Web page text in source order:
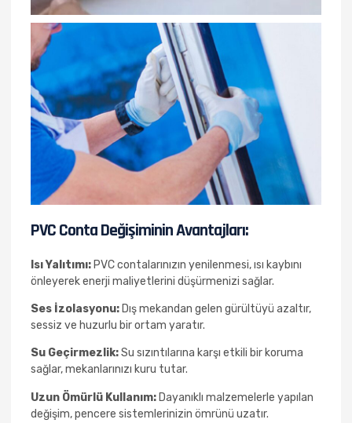
PVC Conta Değişiminin Avantajları:
Isı Yalıtımı: PVC contalarınızın yenilenmesi, ısı kaybını
önleyerek enerji maliyetlerini düşürmenizi sağlar.
Ses İzolasyonu: Dış mekandan gelen gürültüyü azaltır,
sessiz ve huzurlu bir ortam yaratır.
Su Geçirmezlik:Su sızıntılarına karşı etkili bir koruma
sağlar, mekanlarınızı kuru tutar.
Uzun Ömürlü Kullanım: Dayanıklı malzemelerle yapılan
değişim, pencere sistemlerinizin ömrünü uzatır.